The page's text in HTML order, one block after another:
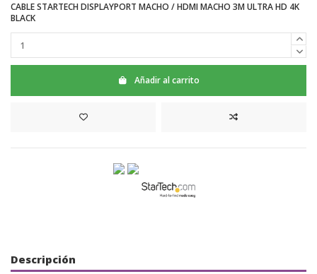
CABLE STARTECH DISPLAYPORT MACHO / HDMI MACHO 3M ULTRA HD 4K
BLACK
Añadir al carrito
Descripción